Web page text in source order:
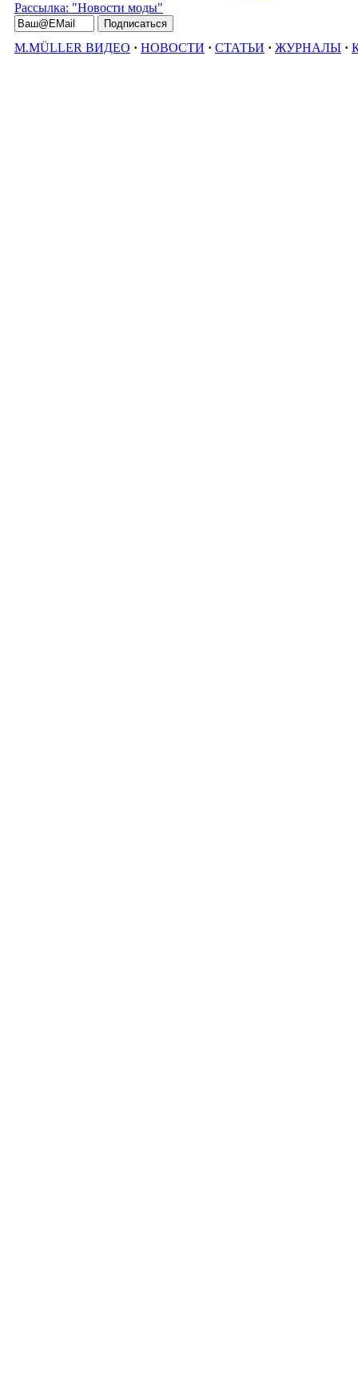
Рассылка: "Новости моды"
M.MÜLLER ВИДЕО · НОВОСТИ · СТАТЬИ · ЖУРНАЛЫ ·